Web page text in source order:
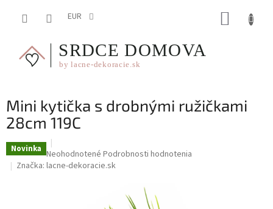
EUR
Mini kytička s drobnými ružičkami
28cm 119C
Novinka Priemerné
hodnotenie
Neohodnotené Podrobnosti hodnotenia
Značka: lacne-dekoracie.sk